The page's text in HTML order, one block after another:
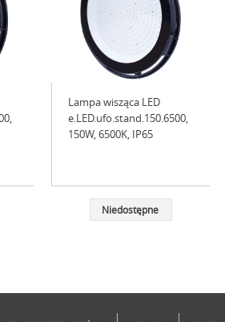
Lampa wisząca LED
e.LED.ufo.stand.150.6500,
150W, 6500K, IP65
Niedostępne